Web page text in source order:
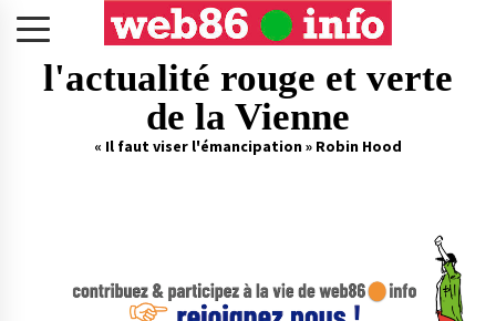
l'actualité rouge et verte
de la Vienne
« Il faut viser l'émancipation » Robin Hood